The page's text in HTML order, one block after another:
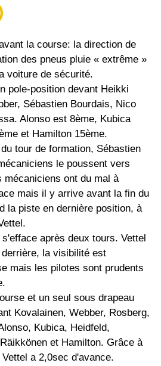
la course: la direction de
des pneus pluie « extrême »
voiture de sécurité.
pole-position devant Heikki
Sébastien Bourdais, Nico
Alonso est 8ème, Kubica
et Hamilton 15ème.
tour de formation, Sébastien
le poussent vers
mécaniciens ont du mal à
mais il y arrive avant la fin du
la piste en dernière position, à
après deux tours. Vettel
la visibilité est
mais les pilotes sont prudents
et un seul sous drapeau
Kovalainen, Webber, Rosberg,
Kubica, Heidfeld,
et Hamilton. Grâce à
a 2,0sec d'avance.